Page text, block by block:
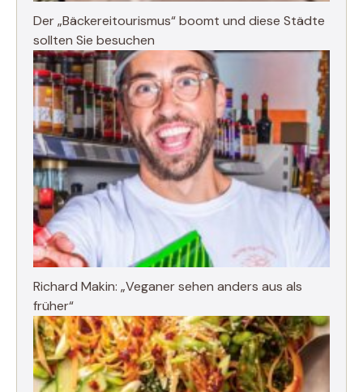
Der „Bäckereitourismus“ boomt und diese Städte
sollten Sie besuchen
Richard Makin: „Veganer sehen anders aus als
früher“